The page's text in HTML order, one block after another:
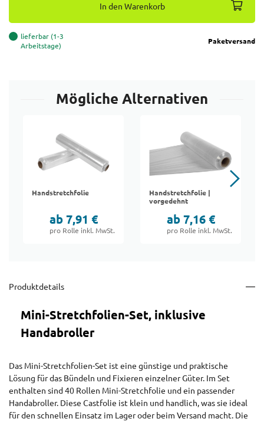
In den Warenkorb
lieferbar (1-3
Arbeitstage)
Paketversand
Mögliche Alternativen
Handstretchfolie
ab 7,91 €
pro Rolle inkl. MwSt.
Handstretchfolie |
vorgedehnt
ab 7,16 €
pro Rolle inkl. MwSt.
Produktdetails
Mini-Stretchfolien-Set, inklusive
Handabroller
Das Mini-Stretchfolien-Set ist eine günstige und praktische
Lösung für das Bündeln und Fixieren einzelner Güter. Im Set
enthalten sind 40 Rollen Mini-Stretchfolie und ein passender
Handabroller. Diese Castfolie ist klein und handlich, was sie ideal
für den schnellen Einsatz im Lager oder beim Versand macht. Die